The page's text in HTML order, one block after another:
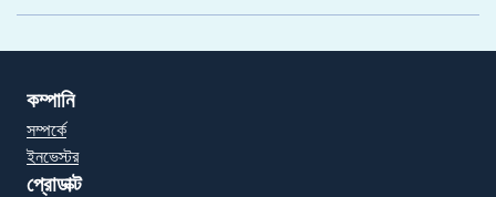
কম্পানি
সম্পর্কে
ইনভেস্টর
প্রোডাক্ট